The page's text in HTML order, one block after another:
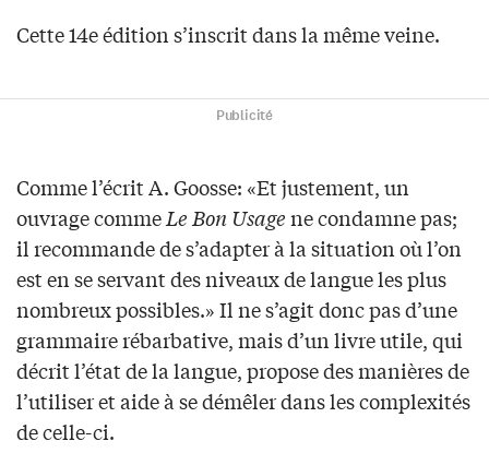
Cette 14e édition s’inscrit dans la même veine.
Publicité
Comme l’écrit A. Goosse: «Et justement, un
ouvrage commeLe Bon Usagene condamne pas;
il recommande de s’adapter à la situation où l’on
est en se servant des niveaux de langue les plus
nombreux possibles.» Il ne s’agit donc pas d’une
grammaire rébarbative, mais d’un livre utile, qui
décrit l’état de la langue, propose des manières de
l’utiliser et aide à se démêler dans les complexités
de celle-ci.